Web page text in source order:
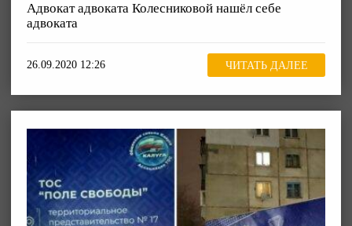
Адвокат адвоката Колесниковой нашёл себе
адвоката
26.09.2020 12:26 ЧИТАТЬ ДАЛЕЕ